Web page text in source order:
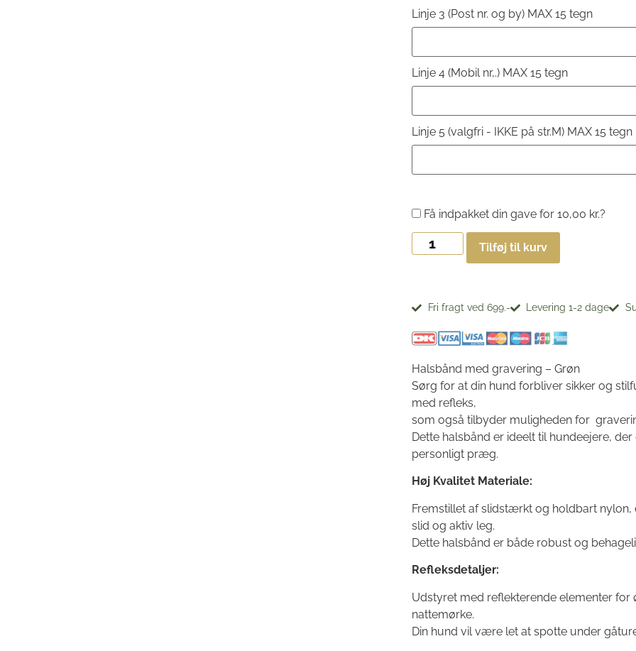
Linje 3 (Post nr. og by) MAX 15 tegn
Linje 4 (Mobil nr,.) MAX 15 tegn
Linje 5 (valgfri - IKKE på str.M) MAX 15 tegn
Tilføj til kurv
Få indpakket din gave for 10,00 kr.?
Fri fragt ved 699.- Levering 1-2 dage
Halsbånd med gravering – Grøn
Sørg for at din hund forbliver sikker og
med refleks,
som også tilbyder muligheden for
Dette halsbånd er ideelt til hundeejere,
personligt præg.
Høj Kvalitet Materiale:
Fremstillet af slidstærkt og holdbart
slid og aktiv leg.
Dette halsbånd er både robust og
Refleksdetaljer:
Udstyret med reflekterende elementer for
nattemørke.
Din hund vil være let at spotte under